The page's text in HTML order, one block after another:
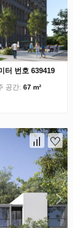
터 번호 639419
공간:67 m²